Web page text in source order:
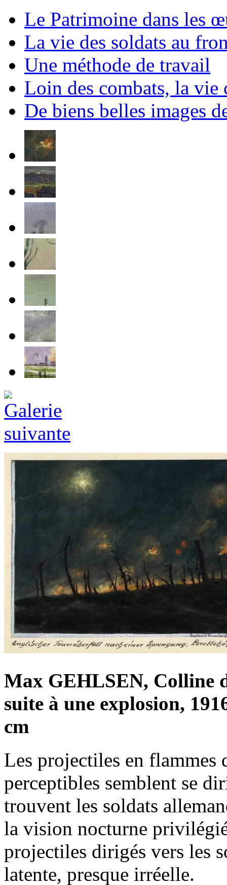
Le Patrimoine dans les
La vie des soldats au
Une méthode de travail
Loin des combats, la vie
De biens belles images
Max GEHLSEN, Colline
suite à une explosion,
cm
Les projectiles en flammes
perceptibles semblent se
trouvent les soldats
la vision nocturne
projectiles dirigés vers les
latente, presque irréelle.